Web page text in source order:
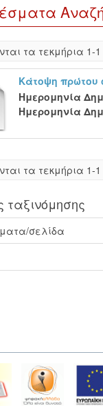
τα τεκμήρια 1-
Κάτοψη πρώτου
Ημερομηνία
Ημερομηνία
τα τεκμήρια 1-
ταξινόμησης
σελίδα